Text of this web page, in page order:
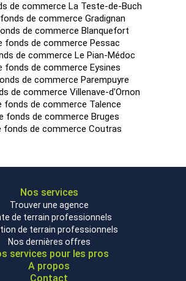
de commerce La Teste-de-Buch
de commerce Gradignan
de commerce Blanquefort
fonds de commerce Pessac
de commerce Le Pian-Médoc
fonds de commerce Eysines
de commerce Parempuyre
de commerce Villenave-d'Ornon
fonds de commerce Talence
fonds de commerce Bruges
fonds de commerce Coutras
Nos services
Trouver une agence
de terrain professionnels
de terrain professionnels
Nos dernières offres
services pour les pros
A propos
Contact